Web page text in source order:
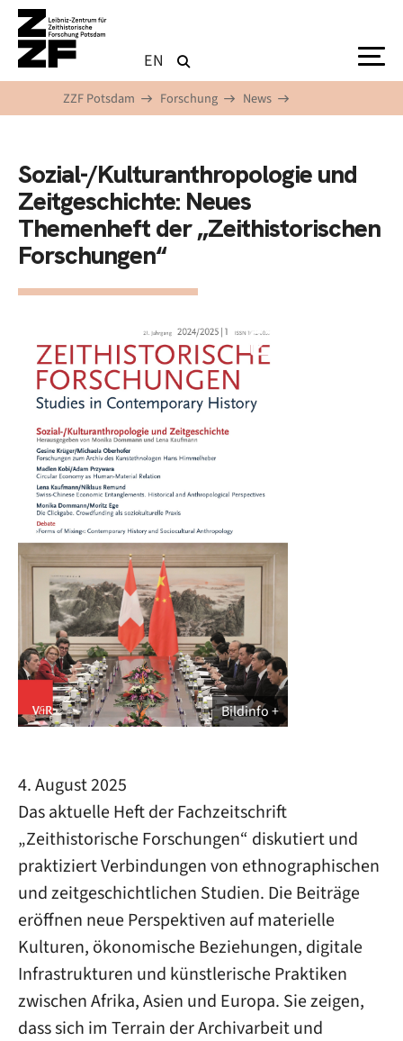
Direkt zum Inhalt
EN
ZZF Potsdam Forschung News
Sozial-/Kulturanthropologie und
Zeitgeschichte: Neues
Themenheft der „Zeithistorischen
Forschungen“
Bildinfo
4. August 2025
Das aktuelle Heft der Fachzeitschrift
„Zeithistorische Forschungen“ diskutiert und
praktiziert Verbindungen von ethnographischen
und zeitgeschichtlichen Studien. Die Beiträge
eröffnen neue Perspektiven auf materielle
Kulturen, ökonomische Beziehungen, digitale
Infrastrukturen und künstlerische Praktiken
zwischen Afrika, Asien und Europa. Sie zeigen,
dass sich im Terrain der Archivarbeit und